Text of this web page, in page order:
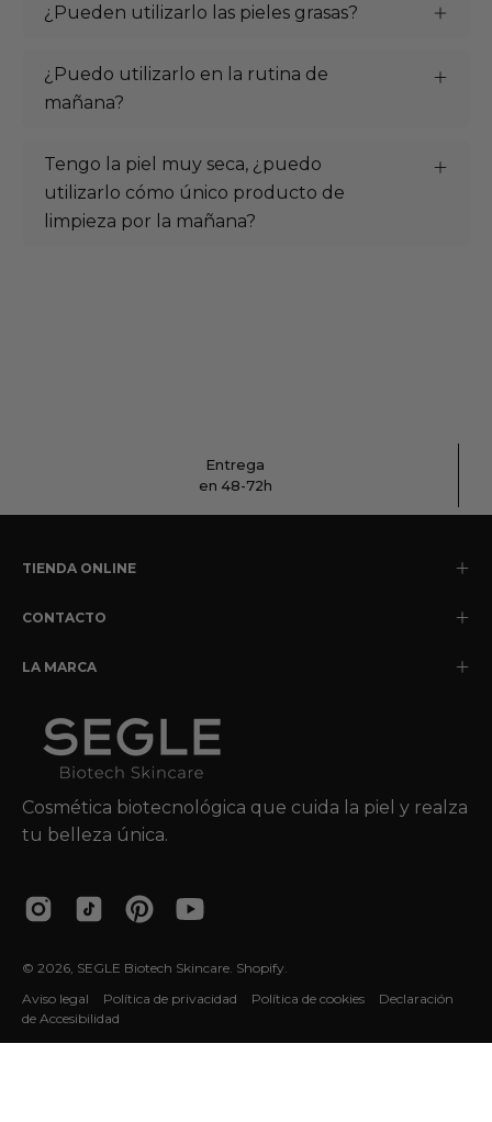
¿Pueden utilizarlo las pieles grasas?
¿Puedo utilizarlo en la rutina de
mañana?
Tengo la piel muy seca, ¿puedo
utilizarlo cómo único producto de
limpieza por la mañana?
Entrega
en 48-72h
TIENDA ONLINE
CONTACTO
LA MARCA
Cosmética biotecnológica que cuida la piel y realza
tu belleza única.
© 2026, SEGLE Biotech Skincare. Shopify.
Aviso legal
Política de privacidad Política de cookies
Declaración
de Accesibilidad